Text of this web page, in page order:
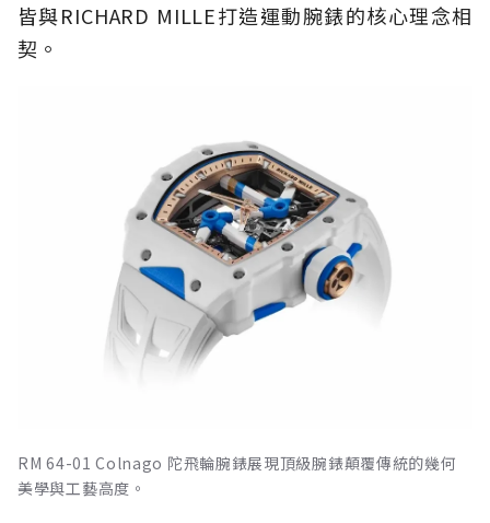
皆與RICHARD MILLE打造運動腕錶的核心理念相
契。
RM 64-01 Colnago 陀飛輪腕錶展現頂級腕錶顛覆傳統的幾何
美學與工藝高度。